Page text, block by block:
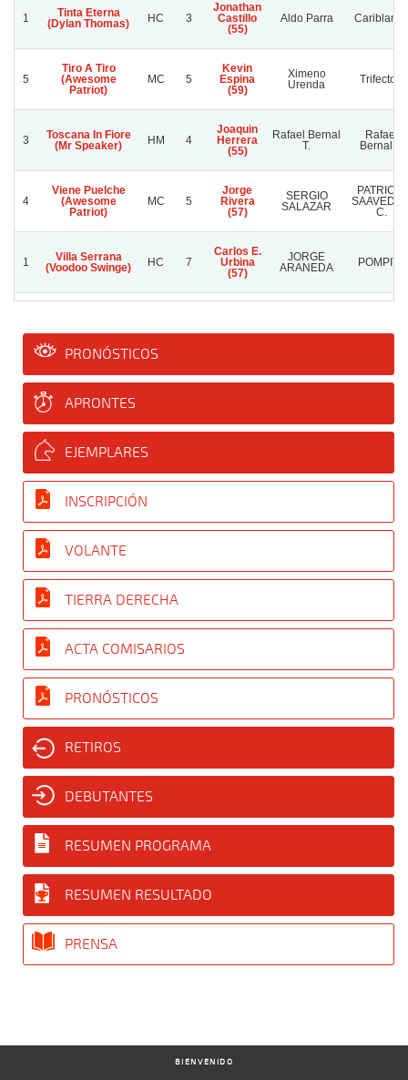
1
Tinta Eterna
(Dylan Thomas)
HC 3
Jonathan
Castillo
(55)
Aldo Parra Cariblanco
5
Tiro A Tiro
(Awesome
Patriot)
MC 5
Kevin
Espina
(59)
Ximeno
Urenda
Trifecton
3
Toscana In Fiore
(Mr Speaker)
HM 4
Joaquin
Herrera
(55)
Rafael Bernal
T.
Rafael
Bernal T.
4
Viene Puelche
(Awesome
Patriot)
MC 5
Jorge
Rivera
(57)
SERGIO
SALAZAR
PATRICIO
C.
1
Villa Serrana
(Voodoo Swinge)
HC 7
Carlos E.
Urbina
(57)
JORGE
ARANEDA
POMPITA
PRONÓSTICOS
APRONTES
EJEMPLARES
INSCRIPCIÓN
VOLANTE
TIERRA DERECHA
ACTA COMISARIOS
PRONÓSTICOS
RETIROS
DEBUTANTES
RESUMEN PROGRAMA
RESUMEN RESULTADO
PRENSA
BIENVENIDO